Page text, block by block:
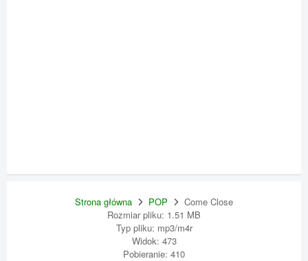
Strona główna POP
Come Close
Rozmiar pliku: 1.51 MB
Typ pliku: mp3/m4r
Widok: 473
Pobieranie: 410